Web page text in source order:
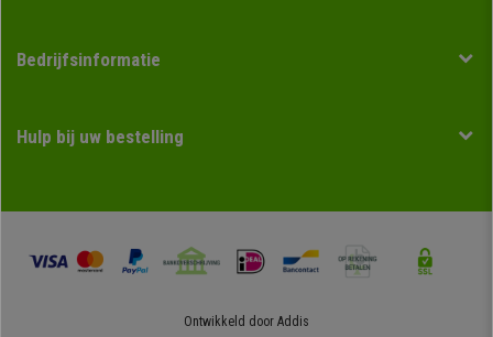
Bedrijfsinformatie
Hulp bij uw bestelling
Ontwikkeld door Addis